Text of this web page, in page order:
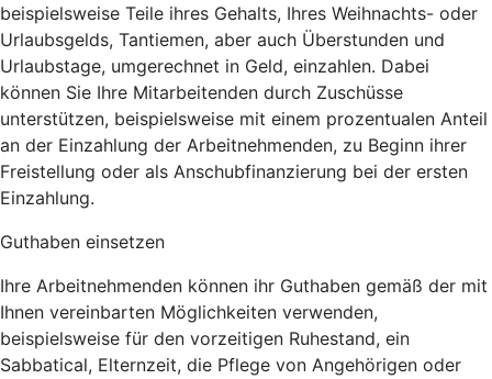
beispielsweise Teile ihres Gehalts, Ihres Weihnachts- oder
Urlaubsgelds, Tantiemen, aber auch Überstunden und
Urlaubstage, umgerechnet in Geld, einzahlen. Dabei
können Sie Ihre Mitarbeitenden durch Zuschüsse
unterstützen, beispielsweise mit einem prozentualen Anteil
an der Einzahlung der Arbeitnehmenden, zu Beginn ihrer
Freistellung oder als Anschubfinanzierung bei der ersten
Einzahlung.
Guthaben einsetzen
Ihre Arbeitnehmenden können ihr Guthaben gemäß der mit
Ihnen vereinbarten Möglichkeiten verwenden,
beispielsweise für den vorzeitigen Ruhestand, ein
Sabbatical, Elternzeit, die Pflege von Angehörigen oder